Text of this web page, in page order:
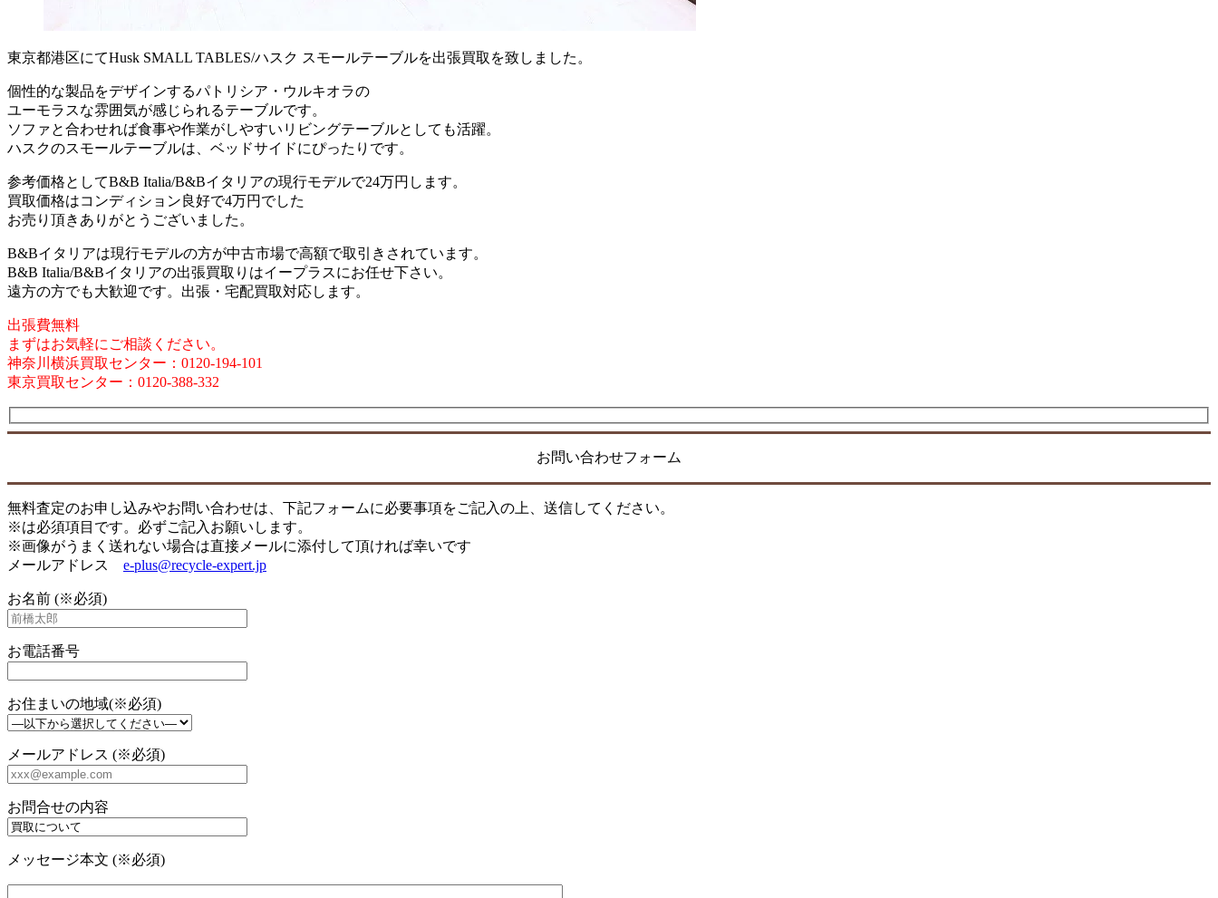
東京都港区にてHusk SMALL TABLES/ハスク スモールテーブルを出張買取を致しました。
個性的な製品をデザインするパトリシア・ウルキオラの
ユーモラスな雰囲気が感じられるテーブルです。
ソファと合わせれば食事や作業がしやすいリビングテーブルとしても活躍。
ハスクのスモールテーブルは、ベッドサイドにぴったりです。
参考価格としてB&B Italia/B&Bイタリアの現行モデルで24万円します。
買取価格はコンディション良好で4万円でした
お売り頂きありがとうございました。
B&Bイタリアは現行モデルの方が中古市場で高額で取引きされています。
B&B Italia/B&Bイタリアの出張買取りはイープラスにお任せ下さい。
遠方の方でも大歓迎です。出張・宅配買取対応します。
出張費無料
まずはお気軽にご相談ください。
神奈川横浜買取センター：0120-194-101
東京買取センター：0120-388-332
お問い合わせフォーム
無料査定のお申し込みやお問い合わせは、下記フォームに必要事項をご記入の上、送信してください。
※は必須項目です。必ずご記入お願いします。
※画像がうまく送れない場合は直接メールに添付して頂ければ幸いです
メールアドレス e-plus@recycle-expert.jp
お名前 (※必須)
お電話番号
お住まいの地域(※必須)
メールアドレス (※必須)
お問合せの内容
メッセージ本文 (※必須)